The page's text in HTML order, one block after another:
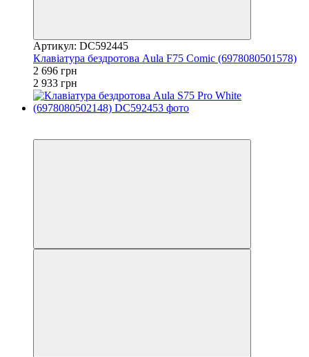
Артикул: DC592445
Клавіатура бездротова Aula F75 Comic (6978080501578)
2 696 грн
2 933 грн